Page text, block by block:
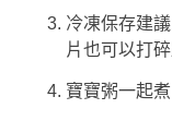
冷凍保存建
片也可以打
寶寶粥一起